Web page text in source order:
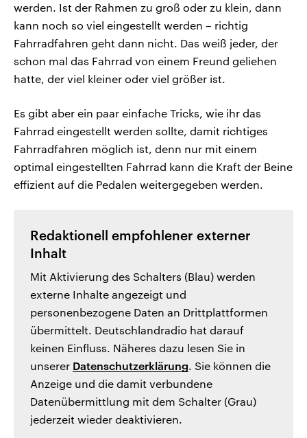
werden. Ist der Rahmen zu groß oder zu klein, dann
kann noch so viel eingestellt werden – richtig
Fahrradfahren geht dann nicht. Das weiß jeder, der
schon mal das Fahrrad von einem Freund geliehen
hatte, der viel kleiner oder viel größer ist.
Es gibt aber ein paar einfache Tricks, wie ihr das
Fahrrad eingestellt werden sollte, damit richtiges
Fahrradfahren möglich ist, denn nur mit einem
optimal eingestellten Fahrrad kann die Kraft der Beine
effizient auf die Pedalen weitergegeben werden.
Redaktionell empfohlener externer
Inhalt
Mit Aktivierung des Schalters (Blau) werden
externe Inhalte angezeigt und
personenbezogene Daten an Drittplattformen
übermittelt. Deutschlandradio hat darauf
keinen Einfluss. Näheres dazu lesen Sie in
unserer Datenschutzerklärung. Sie können die
Anzeige und die damit verbundene
Datenübermittlung mit dem Schalter (Grau)
jederzeit wieder deaktivieren.